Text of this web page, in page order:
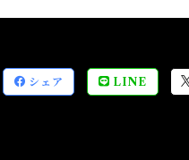
シェア LINE